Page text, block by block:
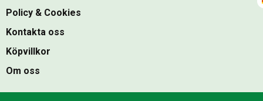
Policy & Cookies
Kontakta oss
Köpvillkor
Om oss